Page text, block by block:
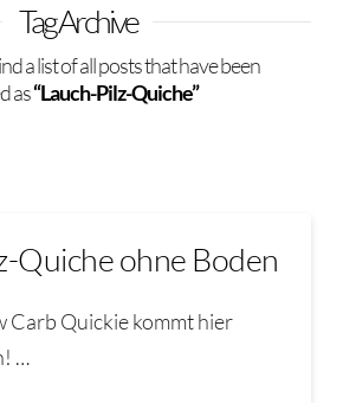
Tag Archive
a list of all posts that have been
as“Lauch-Pilz-Quiche”
Quiche ohne Boden
Carb Quickie kommt hier
…